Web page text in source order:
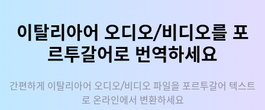
이탈리아어 오디오/비디오를 포
르투갈어로 번역하세요
간편하게 이탈리아어 오디오/비디오 파일을 포르투갈어 텍스트
로 온라인에서 변환하세요